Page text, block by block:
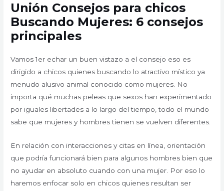
Unión Consejos para chicos
Buscando Mujeres: 6 consejos
principales
Vamos 1er echar un buen vistazo a el consejo eso es
dirigido a chicos quienes buscando lo atractivo místico ya
menudo alusivo animal conocido como mujeres. No
importa qué muchas peleas que sexos han experimentado
por iguales libertades a lo largo del tiempo, todo el mundo
sabe que mujeres y hombres tienen se vuelven diferentes.
En relación con interacciones y citas en línea, orientación
que podría funcionará bien para algunos hombres bien que
no ayudar en absoluto cuando con una mujer. Por eso lo
haremos enfocar solo en chicos quienes resultan ser